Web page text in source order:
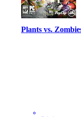
Plants vs.